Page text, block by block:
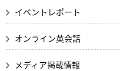
イベントレポート
オンライン英会話
メディア掲載情報